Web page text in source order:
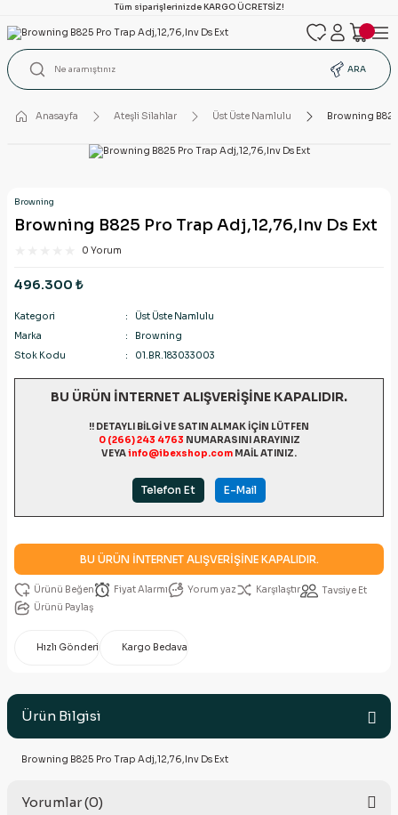
Tüm siparişlerinizde KARGO ÜCRETSİZ!
ARA
Anasayfa Ateşli Silahlar Üst Üste Namlulu Browning
Browning
Browning B825 Pro Trap Adj,12,76,Inv Ds Ext
0 Yorum
496.300 ₺
Kategori
Üst Üste Namlulu
Marka
Browning
Stok Kodu
01.BR.183033003
BU ÜRÜN İNTERNET ALIŞVERİŞİNE KAPALIDIR.
!! DETAYLI BİLGİ VE SATIN ALMAK İÇİN LÜTFEN
0 (266) 243 4763 NUMARASINI ARAYINIZ
VEYAinfo@ibexshop.com MAİL ATINIZ.
Telefon Et E-Mail
BU ÜRÜN İNTERNET ALIŞVERİŞİNE KAPALIDIR.
Fiyat Alarmı Yorum yaz Karşılaştır
Tavsiye Et
Ürünü Paylaş
Hızlı Gönderi Kargo Bedava
Ürün Bilgisi
Browning B825 Pro Trap Adj,12,76,Inv Ds Ext
Yorumlar (0)